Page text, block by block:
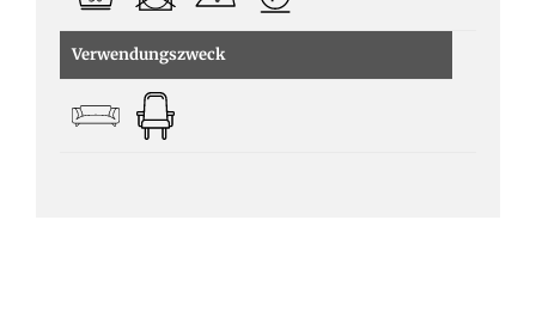
Verwendungszweck